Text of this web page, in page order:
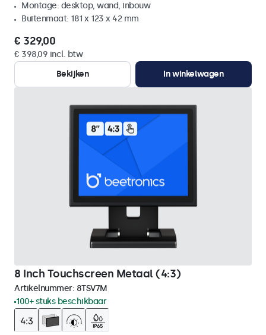
Montage: desktop, wand, inbouw
Buitenmaat: 181 x 123 x 42 mm
€ 329,00
€ 398,09 incl. btw
Bekijken
In winkelwagen
8 Inch Touchscreen Metaal (4:3)
Artikelnummer: 8TSV7M
100+ stuks beschikbaar